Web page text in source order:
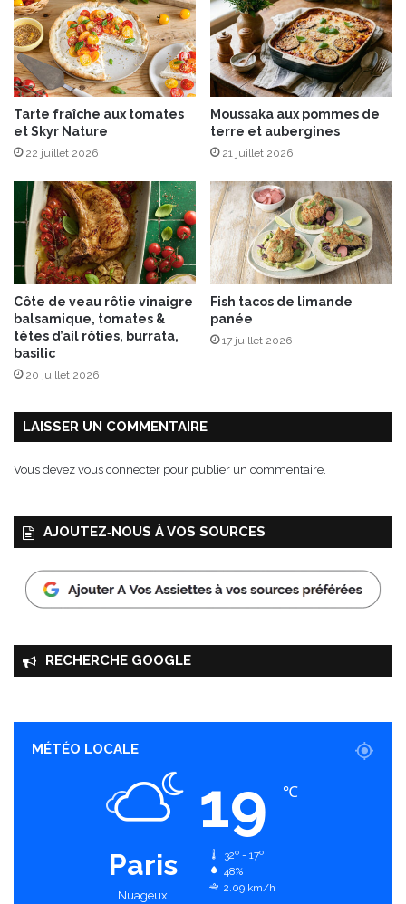
s
i
o
n
d
u
o
u
z
a
P
i
a
a
Tarte fraîche aux tomates
et Skyr Nature
22 juillet 2026
Moussaka aux pommes de
terre et aubergines
21 juillet 2026
Côte de veau rôtie vinaigre
balsamique, tomates &
têtes d’ail rôties, burrata,
basilic
20 juillet 2026
Fish tacos de limande
panée
17 juillet 2026
LAISSER UN COMMENTAIRE
Vous devez vous connecter pour publier un commentaire.
AJOUTEZ‑NOUS À VOS SOURCES
RECHERCHE GOOGLE
MÉTÉO LOCALE
Paris
Nuageux
19 ℃
32º - 17º
48%
2.09 km/h